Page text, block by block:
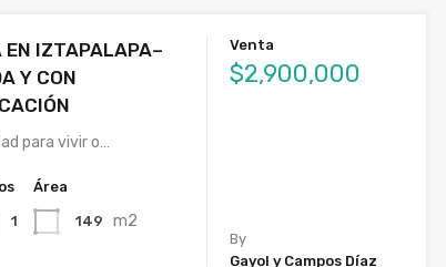
EN IZTAPALAPA–
Y CON
para vivir o…
1
Área
149 m2
Venta
$2,900,000
By
Gayol y Campos Díaz